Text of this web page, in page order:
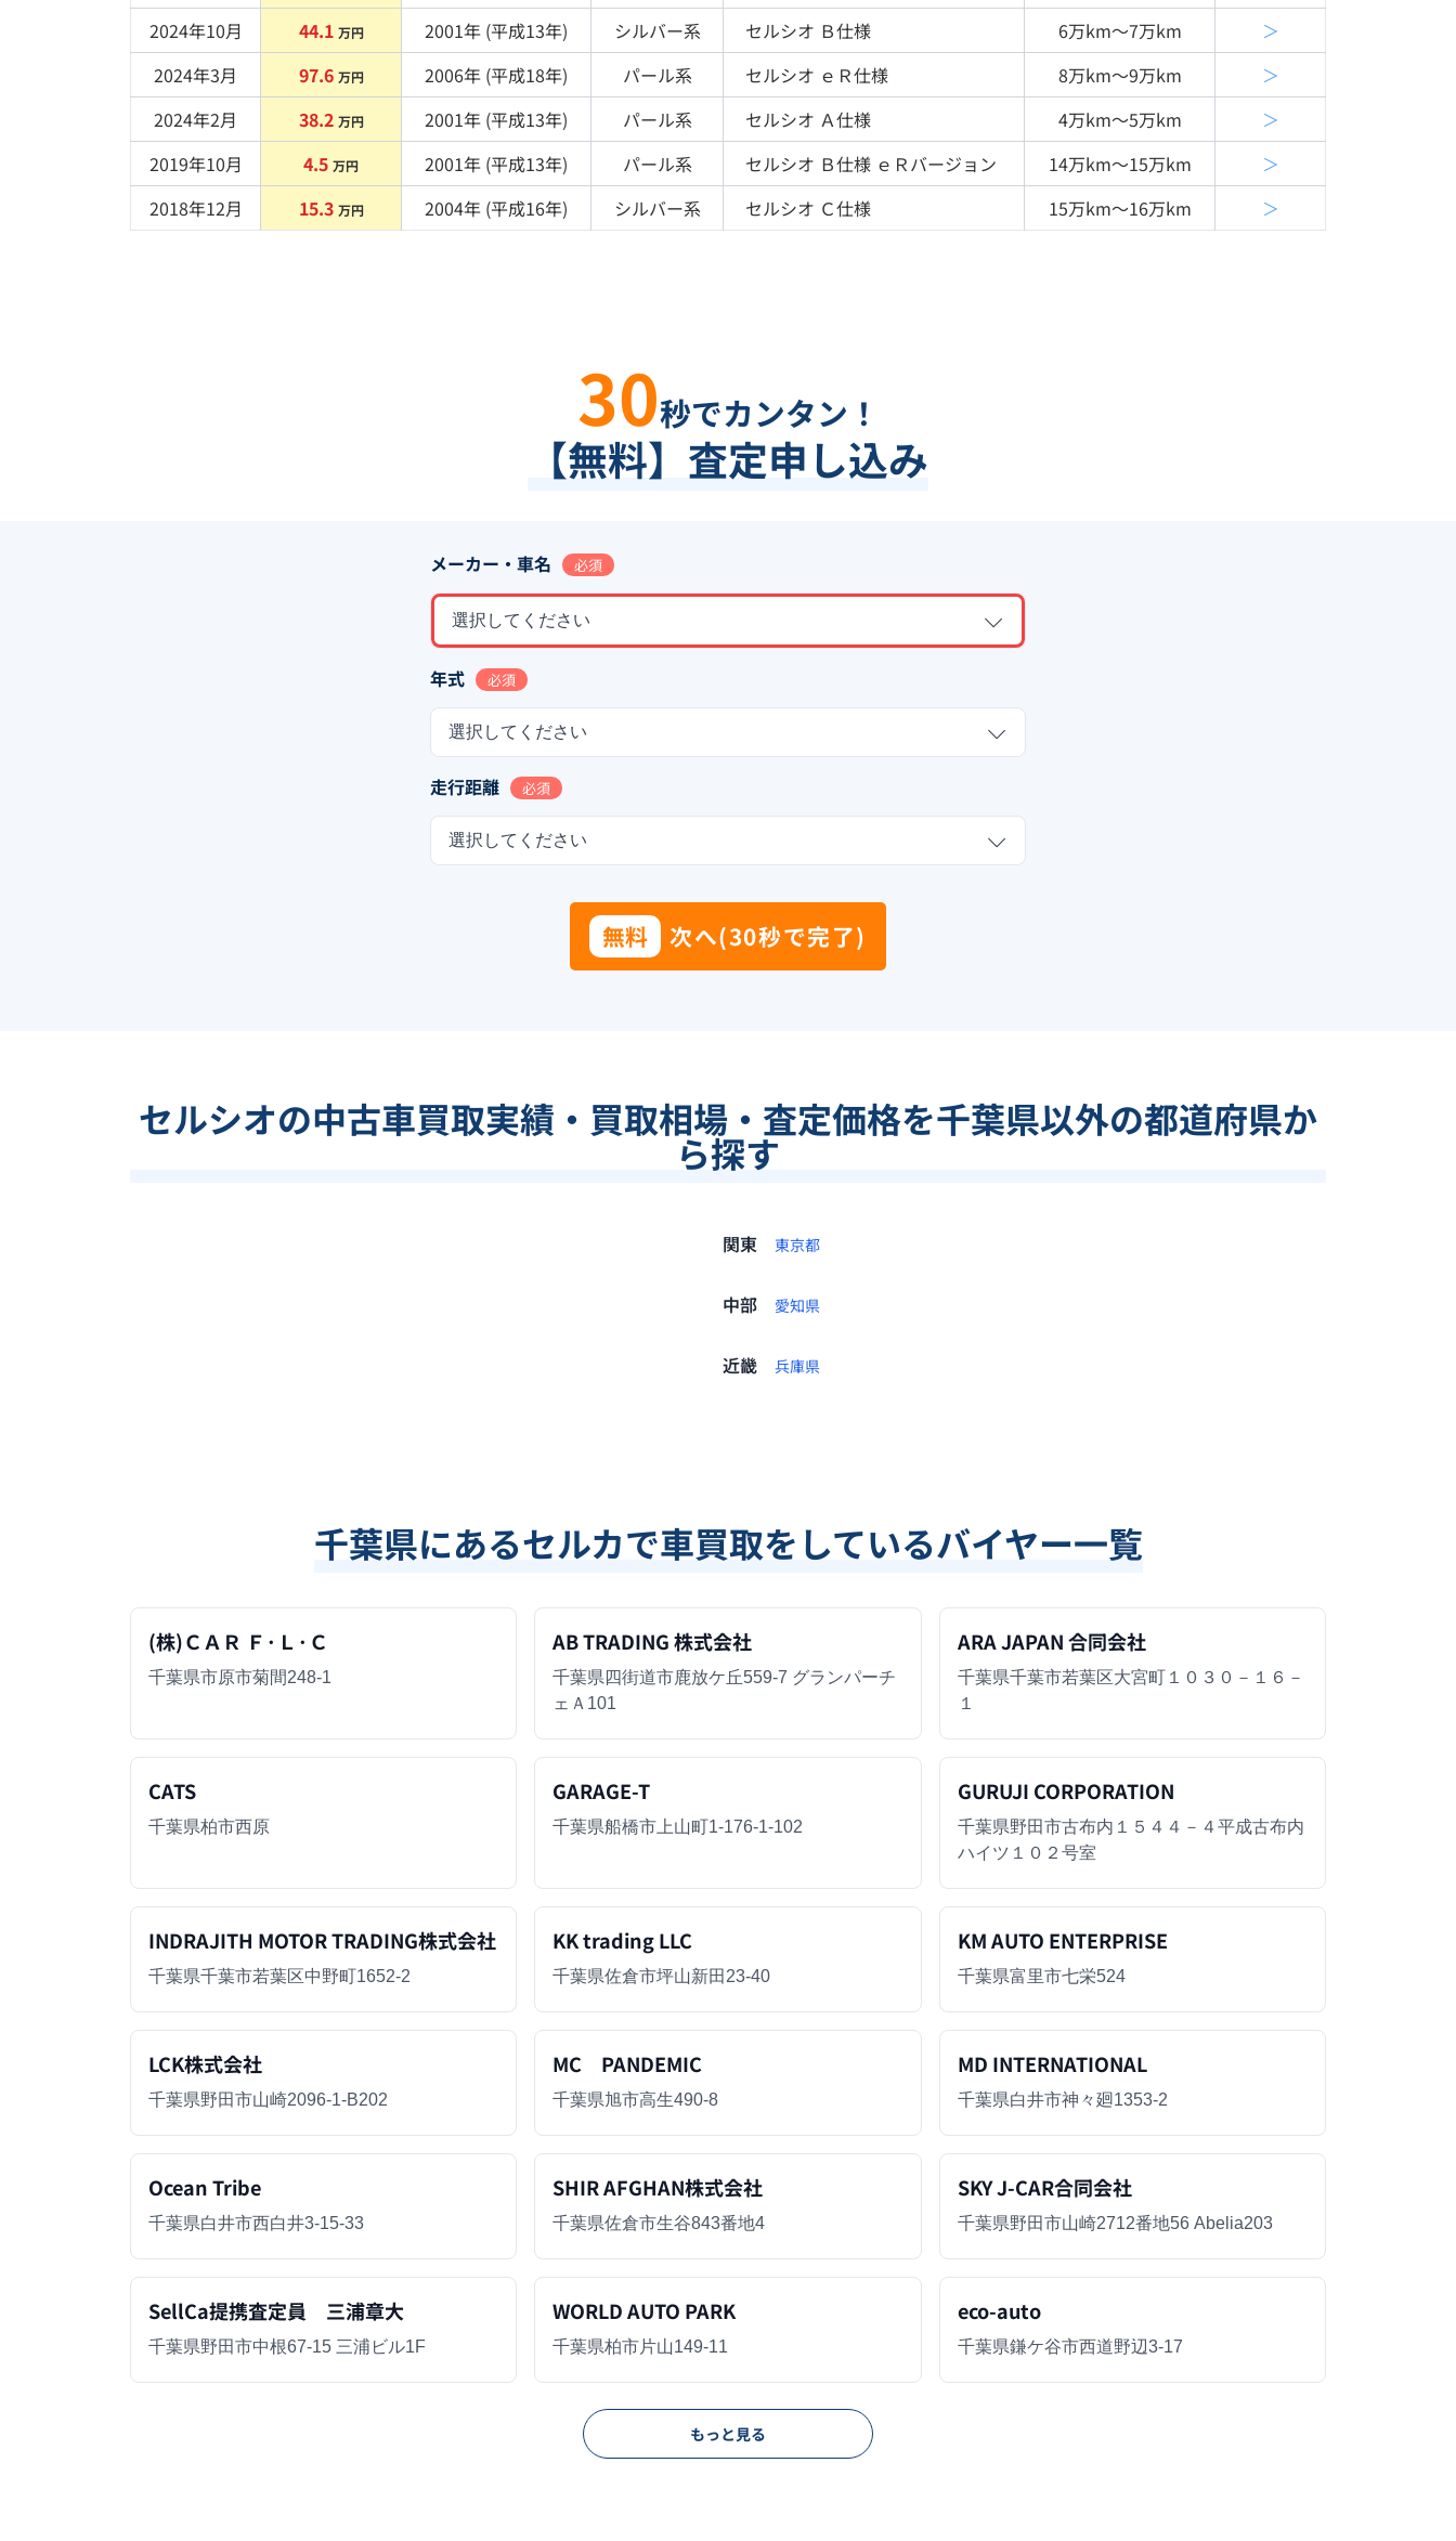
2024年10月
44.1 万円 2001年 (平成13年) シルバー系 セルシオ Ｂ仕様 6万km〜7万km
＞
2024年3月
97.6 万円 2006年 (平成18年) パール系 セルシオ ｅＲ仕様 8万km〜9万km
＞
2024年2月
38.2 万円 2001年 (平成13年) パール系 セルシオ Ａ仕様 4万km〜5万km
＞
2019年10月
4.5 万円 2001年 (平成13年) パール系 セルシオ Ｂ仕様 ｅＲバージョン 14万km〜15万km
＞
2018年12月
15.3 万円 2004年 (平成16年) シルバー系 セルシオ Ｃ仕様 15万km〜16万km ＞
30秒でカンタン！
【無料】査定申し込み
メーカー・車名 必須
選択してください
年式 必須
選択してください
走行距離 必須
選択してください
無料 次へ(30秒で完了)
セルシオの中古車買取実績・買取相場・査定価格を千葉県以外の都道府県か
ら探す
関東 東京都
中部 愛知県
近畿 兵庫県
千葉県にあるセルカで車買取をしているバイヤー一覧
(株)ＣＡＲ Ｆ·Ｌ·Ｃ
千葉県市原市菊間248-1
AB TRADING 株式会社
千葉県四街道市鹿放ケ丘559-7 グランパーチ
ェＡ101
ARA JAPAN 合同会社
千葉県千葉市若葉区大宮町１０３０－１６－
１
CATS
千葉県柏市西原
GARAGE-T
千葉県船橋市上山町1-176-1-102
GURUJI CORPORATION
千葉県野田市古布内１５４４－４平成古布内
ハイツ１０２号室
INDRAJITH MOTOR TRADING株式会社
千葉県千葉市若葉区中野町1652-2
KK trading LLC
千葉県佐倉市坪山新田23-40
KM AUTO ENTERPRISE
千葉県富里市七栄524
LCK株式会社
千葉県野田市山崎2096-1-B202
MC PANDEMIC
千葉県旭市高生490-8
MD INTERNATIONAL
千葉県白井市神々廻1353-2
Ocean Tribe
千葉県白井市西白井3-15-33
SHIR AFGHAN株式会社
千葉県佐倉市生谷843番地4
SKY J-CAR合同会社
千葉県野田市山崎2712番地56 Abelia203
SellCa提携査定員 三浦章大
千葉県野田市中根67-15 三浦ビル1F
WORLD AUTO PARK
千葉県柏市片山149-11
eco-auto
千葉県鎌ケ谷市西道野辺3-17
もっと見る